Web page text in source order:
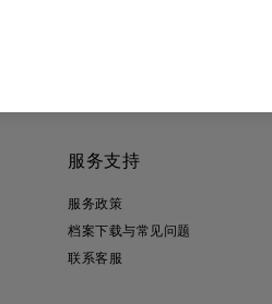
服务支持
服务政策
档案下载与常见问题
联系客服